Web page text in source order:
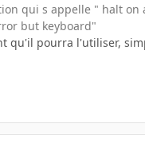
qui s appelle " halt on
but keyboard"
qu'il pourra l'utiliser,